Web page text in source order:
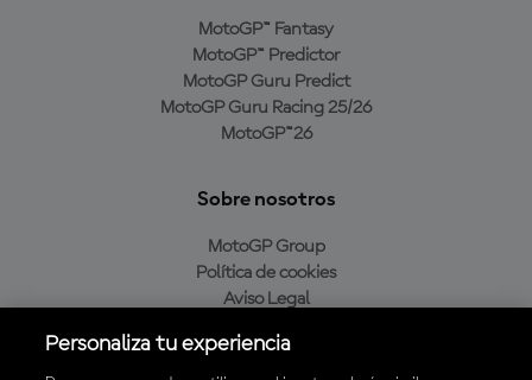
MotoGP™ Fantasy
MotoGP™ Predictor
MotoGP Guru Predict
MotoGP Guru Racing 25/26
MotoGP™26
Sobre nosotros
MotoGP Group
Política de cookies
Aviso Legal
Política de compra
Personaliza tu experiencia